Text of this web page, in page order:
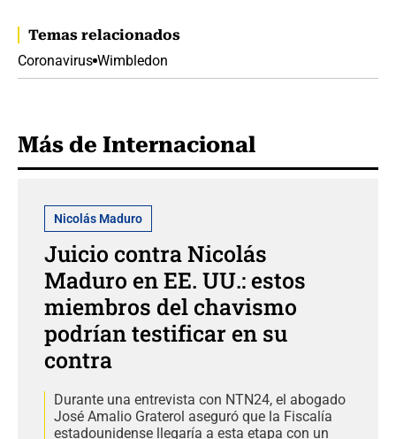
Temas relacionados
Coronavirus Wimbledon
Más de Internacional
Nicolás Maduro
Juicio contra Nicolás
Maduro en EE. UU.: estos
miembros del chavismo
podrían testificar en su
contra
Durante una entrevista con NTN24, el abogado
José Amalio Graterol aseguró que la Fiscalía
estadounidense llegaría a esta etapa con un